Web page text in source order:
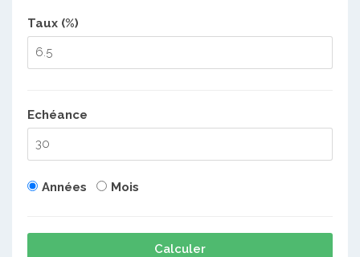
Taux (%)
Echéance
Années Mois
Calculer